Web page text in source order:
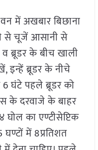
में अखबार बिछाना
से चूजें आसानी से
व ब्रूडर के बीच खाली
इन्हें ब्रूडर के नीचे
घंटे पहले ब्रूडर को
के दरवाजे के बाहर
घोल का एण्टीसेप्टिक
में 8प्रतिशत